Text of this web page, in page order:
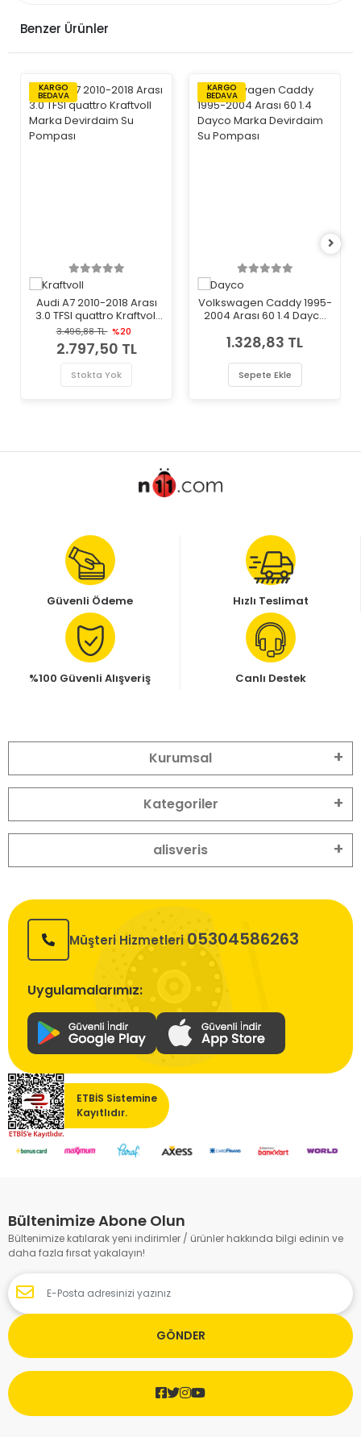
Benzer Ürünler
KARGO
BEDAVA
Audi A7 2010-2018 Arası
3.0 TFSI quattro Kraftvoll
Marka Devirdaim Su
Pompası
3.496,88 TL %20
2.797,50 TL
Stokta Yok
KARGO
BEDAVA
Volkswagen Caddy 1995-
2004 Arası 60 1.4 Dayco
Pompası
1.328,83 TL
Sepete Ekle
Güvenli Ödeme Hızlı Teslimat
%100 Güvenli Alışveriş Canlı Destek
Kurumsal
Kategoriler
alisveris
Müşteri Hizmetleri 05304586263
Uygulamalarımız:
ETBİS Sistemine
Kayıtlıdır.
Bültenimize Abone Olun
Bültenimize katılarak yeni indirimler / ürünler hakkında bilgi edinin ve
daha fazla fırsat yakalayın!
GÖNDER